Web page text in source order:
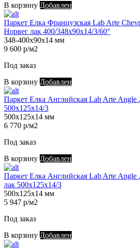
В корзину Добавлен
Паркет Елка Французская Lab Arte
Норвег лак 400/348х90х14/3/60°
348-400х90х14 мм
9 600 р/м2
Под заказ
В корзину Добавлен
Паркет Елка Английская Lab Arte
500х125х14/3
500х125х14 мм
6 770 р/м2
Под заказ
В корзину Добавлен
Паркет Елка Английская Lab Arte Angle
лак 500х125х14/3
500х125х14 мм
5 947 р/м2
Под заказ
В корзину Добавлен